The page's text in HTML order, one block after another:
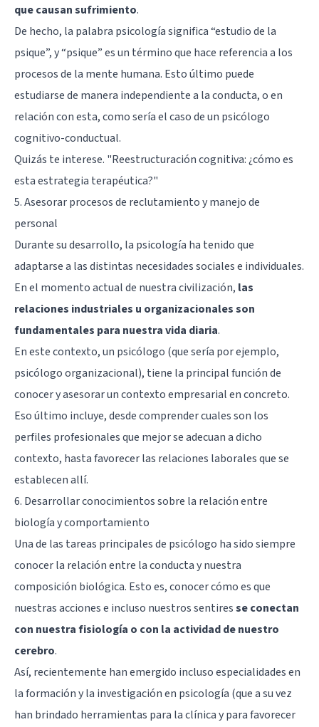
que causan sufrimiento.
De hecho, la palabra psicología significa “estudio de la
psique”, y “psique” es un término que hace referencia a los
procesos de la mente humana. Esto último puede
estudiarse de manera independiente a la conducta, o en
relación con esta, como sería el caso de un psicólogo
cognitivo-conductual.
Quizás te interese. "Reestructuración cognitiva: ¿cómo es
esta estrategia terapéutica?"
5. Asesorar procesos de reclutamiento y manejo de
personal
Durante su desarrollo, la psicología ha tenido que
adaptarse a las distintas necesidades sociales e individuales.
En el momento actual de nuestra civilización, las
relaciones industriales u organizacionales son
fundamentales para nuestra vida diaria.
En este contexto, un psicólogo (que sería por ejemplo,
psicólogo organizacional), tiene la principal función de
conocer y asesorar un contexto empresarial en concreto.
Eso último incluye, desde comprender cuales son los
perfiles profesionales que mejor se adecuan a dicho
contexto, hasta favorecer las relaciones laborales que se
establecen allí.
6. Desarrollar conocimientos sobre la relación entre
biología y comportamiento
Una de las tareas principales de psicólogo ha sido siempre
conocer la relación entre la conducta y nuestra
composición biológica. Esto es, conocer cómo es que
nuestras acciones e incluso nuestros sentiresse conectan
con nuestra fisiología o con la actividad de nuestro
cerebro.
Así, recientemente han emergido incluso especialidades en
la formación y la investigación en psicología (que a su vez
han brindado herramientas para la clínica y para favorecer